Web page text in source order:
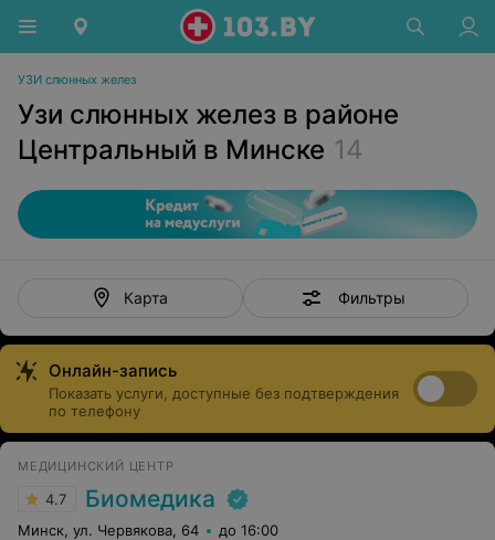
УЗИ слюнных желез
Узи слюнных желез в районе
Центральный в Минске 14
Карта Фильтры
Онлайн-запись
Показать услуги, доступные без подтверждения
по телефону
МЕДИЦИНСКИЙ ЦЕНТР
4.7 Биомедика
Минск, ул. Червякова, 64 до 16:00